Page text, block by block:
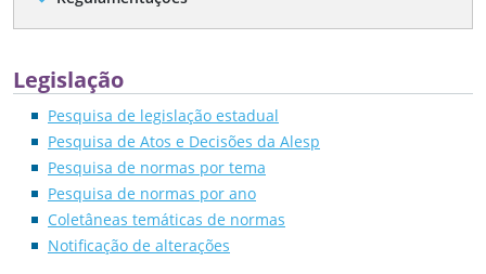
Legislação
Pesquisa de legislação estadual
Pesquisa de Atos e Decisões da Alesp
Pesquisa de normas por tema
Pesquisa de normas por ano
Coletâneas temáticas de normas
Notificação de alterações